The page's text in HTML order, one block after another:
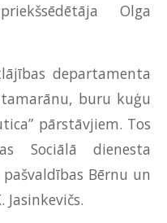
Olga
departamenta
buru kuģu
pārstāvjiem. Tos
Sociālā dienesta
Bērnu un